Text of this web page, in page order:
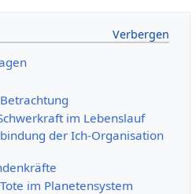
im Lebenslauf
der Ich-Organisation
im Planetensystem